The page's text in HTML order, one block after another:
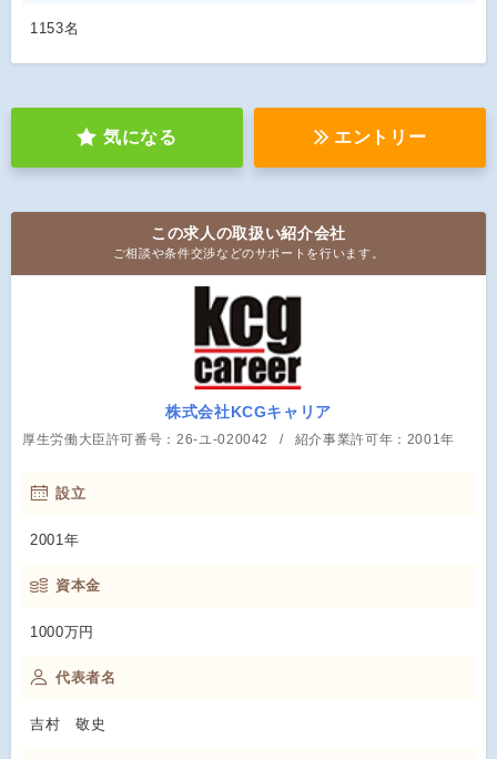
1153名
気になる エントリー
この求人の取扱い紹介会社
ご相談や条件交渉などのサポートを行います。
株式会社KCGキャリア
厚生労働大臣許可番号：26-ユ-020042 紹介事業許可年：2001年
設立
2001年
資本金
1000万円
代表者名
吉村 敬史